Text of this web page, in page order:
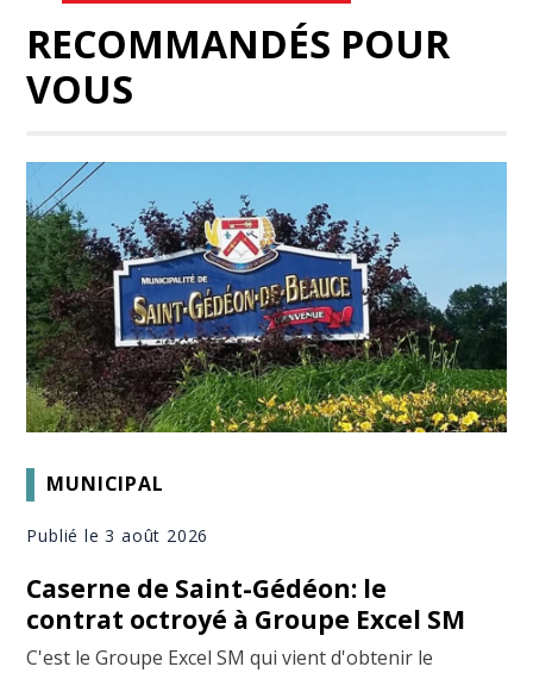
RECOMMANDÉS POUR
VOUS
MUNICIPAL
Publié le 3 août 2026
Caserne de Saint-Gédéon: le
contrat octroyé à Groupe Excel SM
C'est le Groupe Excel SM qui vient d'obtenir le